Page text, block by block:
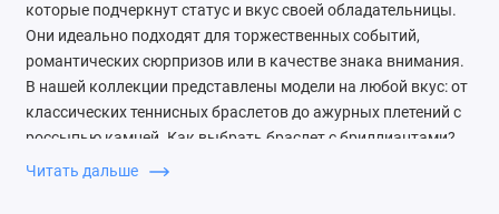
которые подчеркнут статус и вкус своей обладательницы.
Они идеально подходят для торжественных событий,
романтических сюрпризов или в качестве знака внимания.
В нашей коллекции представлены модели на любой вкус: от
классических теннисных браслетов до ажурных плетений с
россыпью камней. Как выбрать браслет с бриллиантами?
Обратите внимание на пробу металла (обычно 585 или 750),
Читать дальше